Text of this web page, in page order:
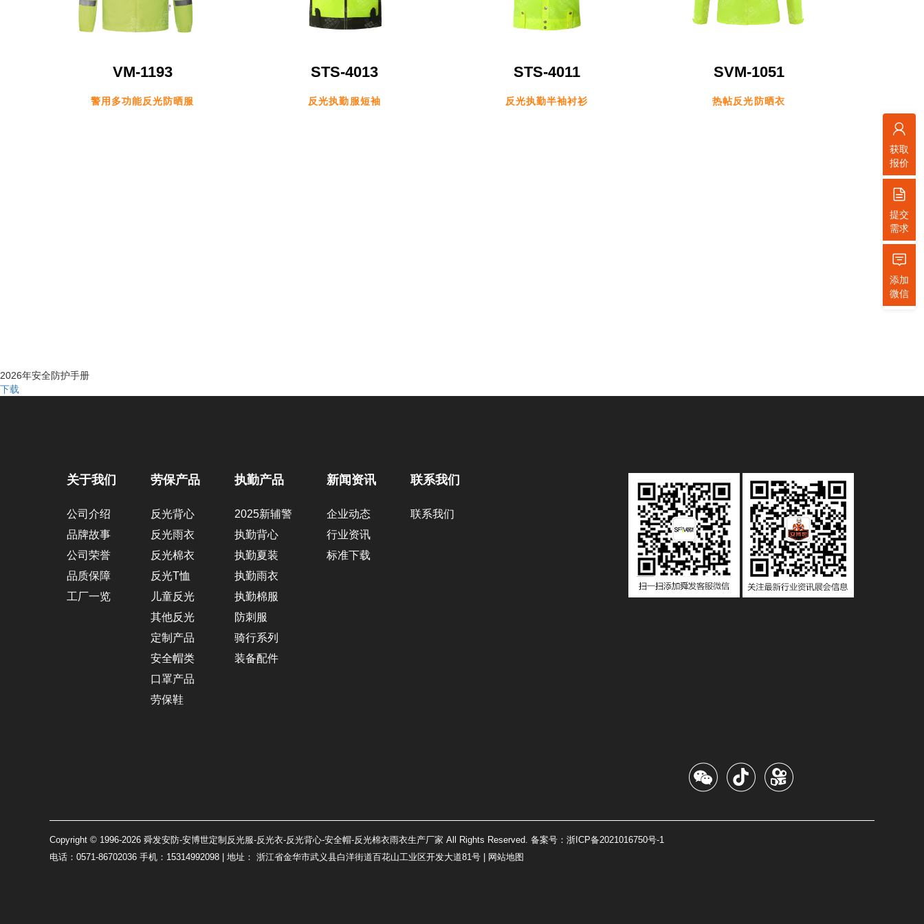
VM-1193
警用多功能反光防晒服
STS-4013
反光执勤服短袖
STS-4011
反光执勤半袖衬衫
SVM-1051
热帖反光防晒衣
2026年安全防护手册
下载
关于我们
公司介绍
品牌故事
公司荣誉
品质保障
工厂一览
劳保产品
反光背心
反光雨衣
反光棉衣
反光T恤
儿童反光
其他反光
定制产品
安全帽类
口罩产品
劳保鞋
执勤产品
2025新辅警
执勤背心
执勤夏装
执勤雨衣
执勤棉服
防刺服
骑行系列
装备配件
新闻资讯
企业动态
行业资讯
标准下载
联系我们
联系我们
Copyright © 1996-2026 舜发安防-安博世定制反光服-反光衣-反光背心-安全帽-反光棉衣雨衣生产厂家 All Rights Reserved. 备案号： 浙ICP备2021016750号-1
电话：0571-86702036 手机：15314992098 | 地址： 浙江省金华市武义县白洋街道百花山工业区开发大道81号 |
网站地图
获取
报价
提交
需求
添加
微信